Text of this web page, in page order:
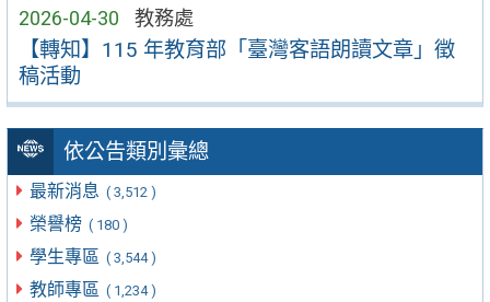
2026-04-30 教務處
【轉知】115 年教育部「臺灣客語朗讀文章」徵
稿活動
依公告類別彙總
最新消息 ( 3,512 )
榮譽榜 ( 180 )
學生專區 ( 3,544 )
教師專區 ( 1,234 )